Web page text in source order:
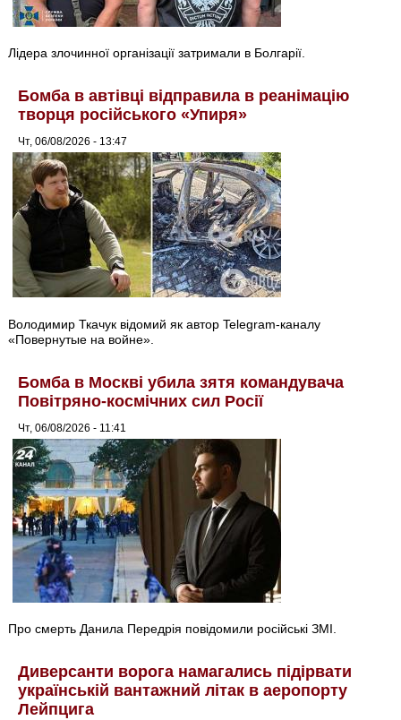
Лідера злочинної організації затримали в Болгарії.
Бомба в автівці відправила в реанімацію
творця російського «Упиря»
Чт, 06/08/2026 - 13:47
Володимир Ткачук відомий як автор Telegram-каналу
«Повернутые на войне».
Бомба в Москві убила зятя командувача
Повітряно-космічних сил Росії
Чт, 06/08/2026 - 11:41
Про смерть Данила Передрія повідомили російські ЗМІ.
Диверсанти ворога намагались підірвати
українській вантажний літак в аеропорту
Лейпцига